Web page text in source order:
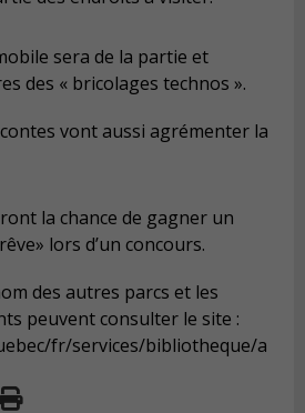
sera de la partie et
des « bricolages technos ».
vont aussi agrémenter la
la chance de gagner un
lors d’un concours.
des autres parcs et les
peuvent consulter le site :
fr/services/bibliotheque/a